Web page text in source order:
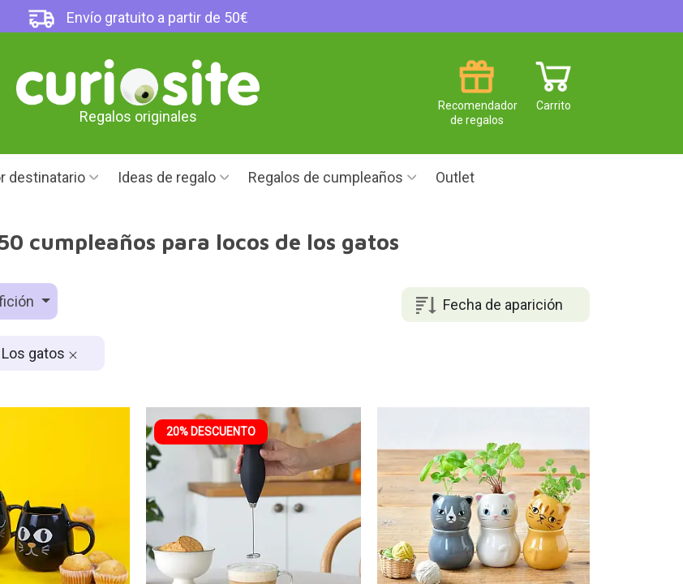
Envío gratuito a partir de 50€
Regalos originales
Carrito
Recomendador
de regalos
destinatario Ideas de regalo Regalos de cumpleaños Outlet
cumpleaños para locos de los gatos
Fecha de aparición
Los gatos
20% DESCUENTO